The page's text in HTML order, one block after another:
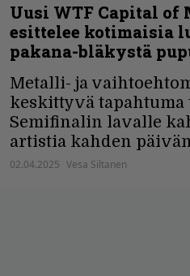
Uusi WTF Capital of
esittelee kotimaisia
pakana-bläkystä
Metalli- ja
keskittyvä tapahtuma
Semifinalin lavalle
artistia kahden
02.04.2025 Vesa Siltanen